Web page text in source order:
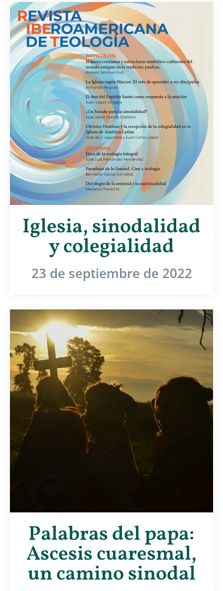
Iglesia, sinodalidad
y colegialidad
23 de septiembre de 2022
Palabras del papa:
Ascesis cuaresmal,
un camino sinodal